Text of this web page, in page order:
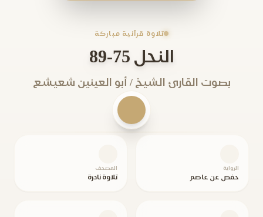
تلاوة قرآنية مباركة
النحل 75-89
بصوت القارئ الشيخ / أبو العينين شعيشع
الرواية
حفص عن عاصم
المصحف
تلاوة نادرة